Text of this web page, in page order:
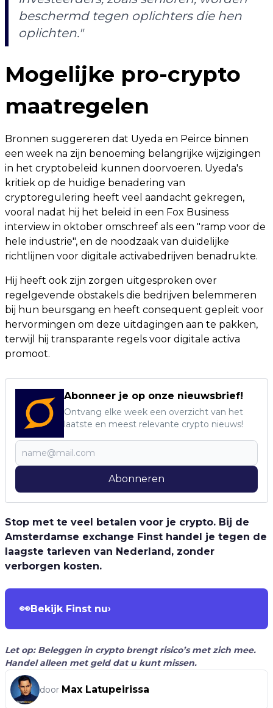
beschermd tegen oplichters die hen
oplichten."
Mogelijke pro-crypto
maatregelen
Bronnen suggereren dat Uyeda en Peirce binnen
een week na zijn benoeming belangrijke wijzigingen
in het cryptobeleid kunnen doorvoeren. Uyeda's
kritiek op de huidige benadering van
cryptoregulering heeft veel aandacht gekregen,
vooral nadat hij het beleid in een Fox Business
interview in oktober omschreef als een "ramp voor de
hele industrie", en de noodzaak van duidelijke
richtlijnen voor digitale activabedrijven benadrukte.
Hij heeft ook zijn zorgen uitgesproken over
regelgevende obstakels die bedrijven belemmeren
bij hun beursgang en heeft consequent gepleit voor
hervormingen om deze uitdagingen aan te pakken,
terwijl hij transparante regels voor digitale activa
promoot.
Abonneer je op onze nieuwsbrief!
Ontvang elke week een overzicht van het
laatste en meest relevante crypto nieuws!
Abonneren
Stop met te veel betalen voor je crypto. Bij de
Amsterdamse exchange Finst handel je tegen de
laagste tarieven van Nederland, zonder
verborgen kosten.
👀Bekijk Finst nu›
Let op: Beleggen in crypto brengt risico’s met zich mee.
Handel alleen met geld dat u kunt missen.
door Max Latupeirissa